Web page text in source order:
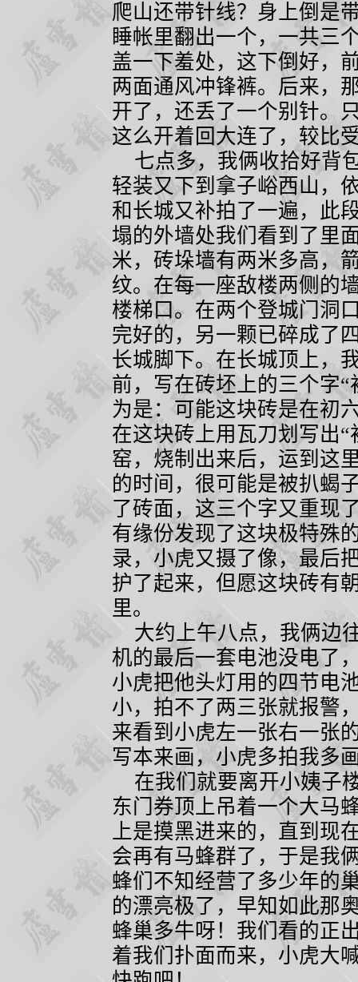
爬山还带针线？身上倒是
睡帐里翻出一个，一共三
盖一下羞处，这下倒好，
两面通风冲锋裤。后来，
开了，还丢了一个别针。
这么开着回大连了，较比
七点多，我俩收拾好背
轻装又下到拿子峪西山，
和长城又补拍了一遍，此
塌的外墙处我们看到了里
米，砖垛墙有两米多高，
纹。在每一座敌楼两侧的
楼梯口。在两个登城门洞
完好的，另一颗已碎成了
长城脚下。在长城顶上，
前，写在砖坯上的三个字
为是：可能这块砖是在初
在这块砖上用瓦刀划写出
窑，烧制出来后，运到这
的时间，很可能是被扒蝎
了砖面，这三个字又重现
有缘份发现了这块极特殊
录，小虎又摄了像，最后
护了起来，但愿这块砖有
里。
大约上午八点，我俩边
机的最后一套电池没电了
小虎把他头灯用的四节电
小，拍不了两三张就报警
来看到小虎左一张右一张
写本来画，小虎多拍我多
在我们就要离开小姨子
东门券顶上吊着一个大马
上是摸黑进来的，直到现
会再有马蜂群了，于是我
蜂们不知经营了多少年的
的漂亮极了，早知如此那
蜂巢多牛呀！我们看的正
着我们扑面而来，小虎大